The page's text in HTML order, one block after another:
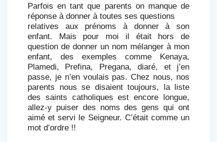
Parfois en tant que parents on manque de
réponse à donner à toutes ses questions
relatives aux prénoms à donner à son
enfant. Mais pour moi il était hors de
question de donner un nom mélanger à mon
enfant, des exemples comme Kenaya,
Plamedi, Prefina, Pregana, diaré, et j’en
passe, je n’en voulais pas. Chez nous, nos
parents nous se disaient toujours, la liste
des saints catholiques est encore longue,
allez-y puiser des noms des gens qui ont
aimé et servi le Seigneur. C’était comme un
mot d’ordre !!